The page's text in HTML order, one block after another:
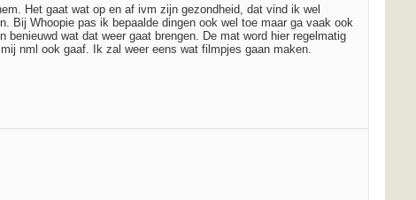
Het gaat wat op en af ivm zijn gezondheid, dat vind ik wel
Bij Whoopie pas ik bepaalde dingen ook wel toe maar ga vaak ook
wat dat weer gaat brengen. De mat word hier regelmatig
nml ook gaaf. Ik zal weer eens wat filmpjes gaan maken.